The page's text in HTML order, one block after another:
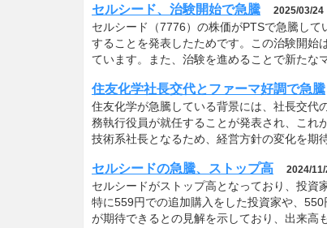
セルシード、治験開始で急騰 2025/03/24
セルシード（7776）の株価がPTSで急騰し
することを発表したためです。この治験開始
ています。また、治験を進めることで新たな
住友化学社長交代とファーマ好調で急騰
住友化学が急騰している背景には、社長交代
務執行役員が就任することが発表され、これ
技術系社長となるため、経営方針の変化を期
セルシードの急騰、ストップ高 2024/
セルシードがストップ高となっており、投資
特に559円での追加購入をした投資家や、
が期待できるとの見解を示しており、出来高